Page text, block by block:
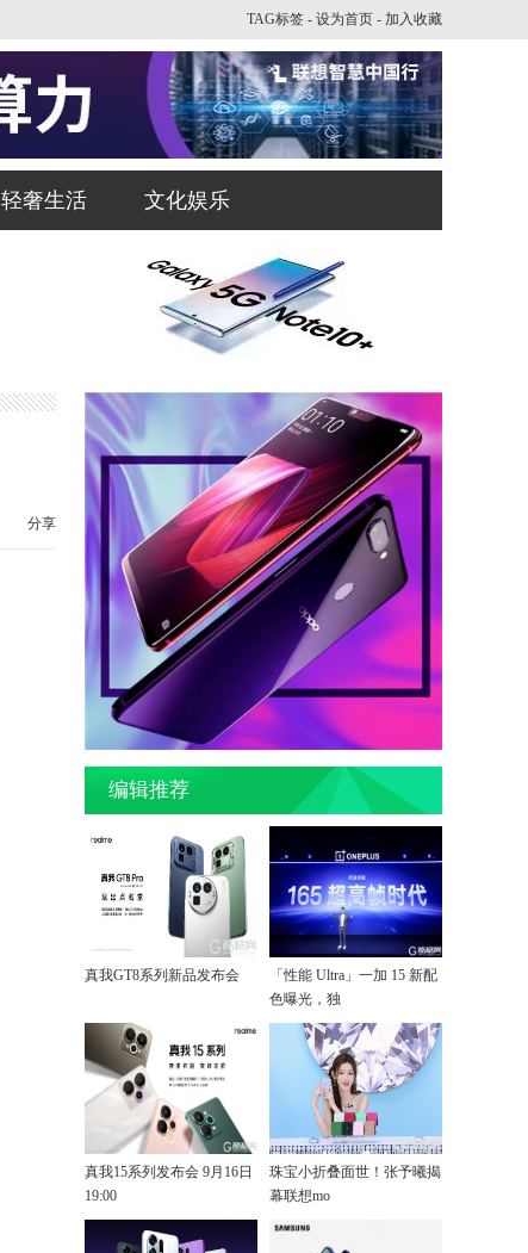
TAG标签 - 设为首页 - 加入收藏
轻奢生活 文化娱乐
分享
编辑推荐
真我GT8系列新品发布会
「性能 Ultra」一加 15 新配
色曝光，独
真我15系列发布会 9月16日
19:00
珠宝小折叠面世！张予曦揭
幕联想mo